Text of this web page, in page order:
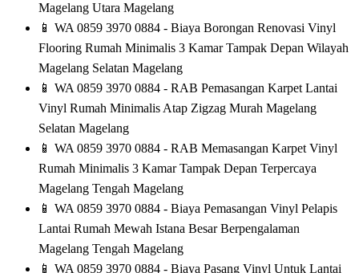
Magelang Utara Magelang
📱 WA 0859 3970 0884 - Biaya Borongan Renovasi Vinyl
Flooring Rumah Minimalis 3 Kamar Tampak Depan Wilayah
Magelang Selatan Magelang
📱 WA 0859 3970 0884 - RAB Pemasangan Karpet Lantai
Vinyl Rumah Minimalis Atap Zigzag Murah Magelang
Selatan Magelang
📱 WA 0859 3970 0884 - RAB Memasangan Karpet Vinyl
Rumah Minimalis 3 Kamar Tampak Depan Terpercaya
Magelang Tengah Magelang
📱 WA 0859 3970 0884 - Biaya Pemasangan Vinyl Pelapis
Lantai Rumah Mewah Istana Besar Berpengalaman
Magelang Tengah Magelang
📱 WA 0859 3970 0884 - Biaya Pasang Vinyl Untuk Lantai